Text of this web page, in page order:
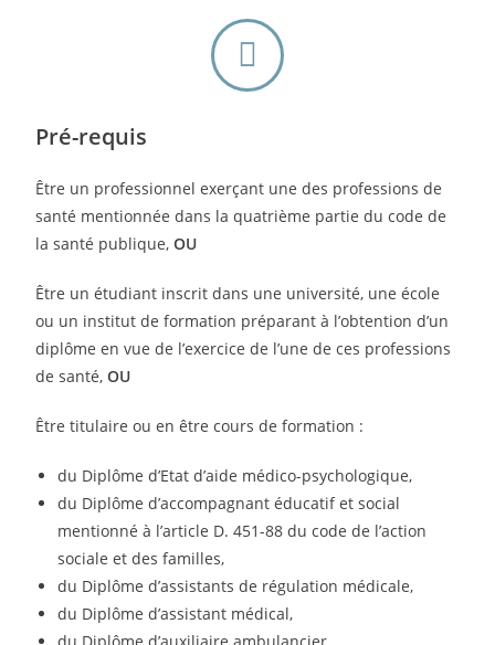
Pré-requis
Être un professionnel exerçant une des professions de
santé mentionnée dans la quatrième partie du code de
la santé publique,OU
Être un étudiant inscrit dans une université, une école
ou un institut de formation préparant à l’obtention d’un
diplôme en vue de l’exercice de l’une de ces professions
de santé,OU
Être titulaire ou en être cours de formation :
du Diplôme d’Etat d’aide médico-psychologique,
du Diplôme d’accompagnant éducatif et social
mentionné à l’article D. 451-88 du code de l’action
sociale et des familles,
du Diplôme d’assistants de régulation médicale,
du Diplôme d’assistant médical,